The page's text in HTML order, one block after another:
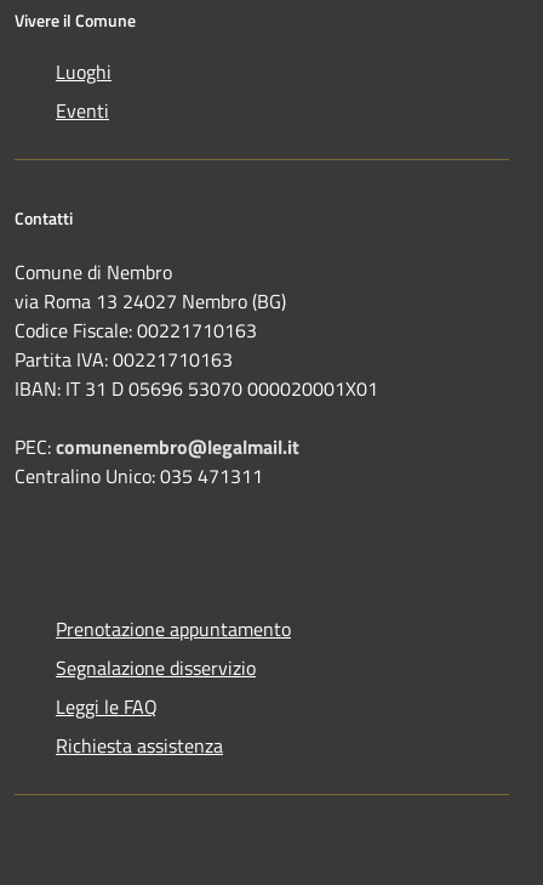
Vivere il Comune
Luoghi
Eventi
Contatti
Comune di Nembro
via Roma 13 24027 Nembro (BG)
Codice Fiscale: 00221710163
Partita IVA: 00221710163
IBAN: IT 31 D 05696 53070 000020001X01
PEC:comunenembro@legalmail.it
Centralino Unico: 035 471311
Prenotazione appuntamento
Segnalazione disservizio
Leggi le FAQ
Richiesta assistenza